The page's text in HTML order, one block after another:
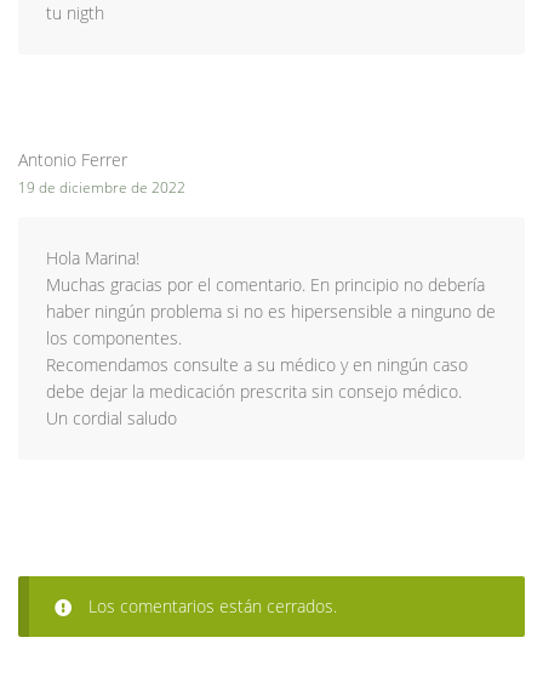
tu nigth
Antonio Ferrer
19 de diciembre de 2022
Hola Marina!
Muchas gracias por el comentario. En principio no debería
haber ningún problema si no es hipersensible a ninguno de
los componentes.
Recomendamos consulte a su médico y en ningún caso
debe dejar la medicación prescrita sin consejo médico.
Un cordial saludo
Los comentarios están cerrados.